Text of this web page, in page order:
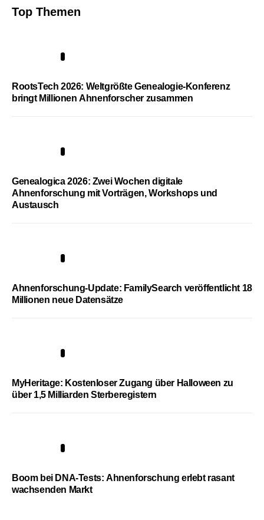
Top Themen
RootsTech 2026: Weltgrößte Genealogie-Konferenz
bringt Millionen Ahnenforscher zusammen
Genealogica 2026: Zwei Wochen digitale
Ahnenforschung mit Vorträgen, Workshops und
Austausch
Ahnenforschung-Update: FamilySearch veröffentlicht 18
Millionen neue Datensätze
MyHeritage: Kostenloser Zugang über Halloween zu
über 1,5 Milliarden Sterberegistern
Boom bei DNA-Tests: Ahnenforschung erlebt rasant
wachsenden Markt